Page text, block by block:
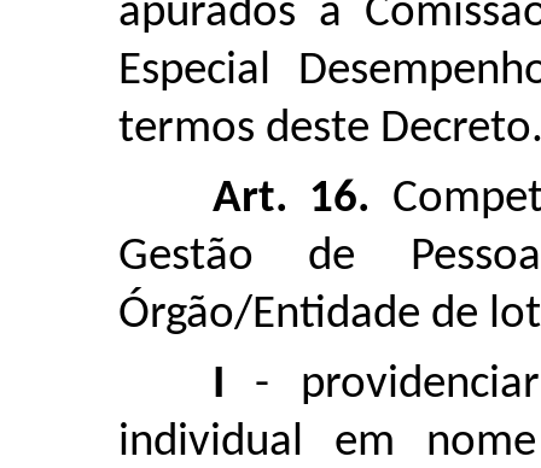
apurados à
Especial
termos deste
Art. 16.
Gestão de
Órgão/Entidade de
I -
individual em